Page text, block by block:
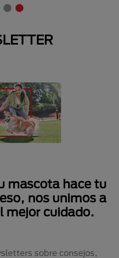
mascota hace tu
nos unimos a
mejor cuidado.
sobre consejos,